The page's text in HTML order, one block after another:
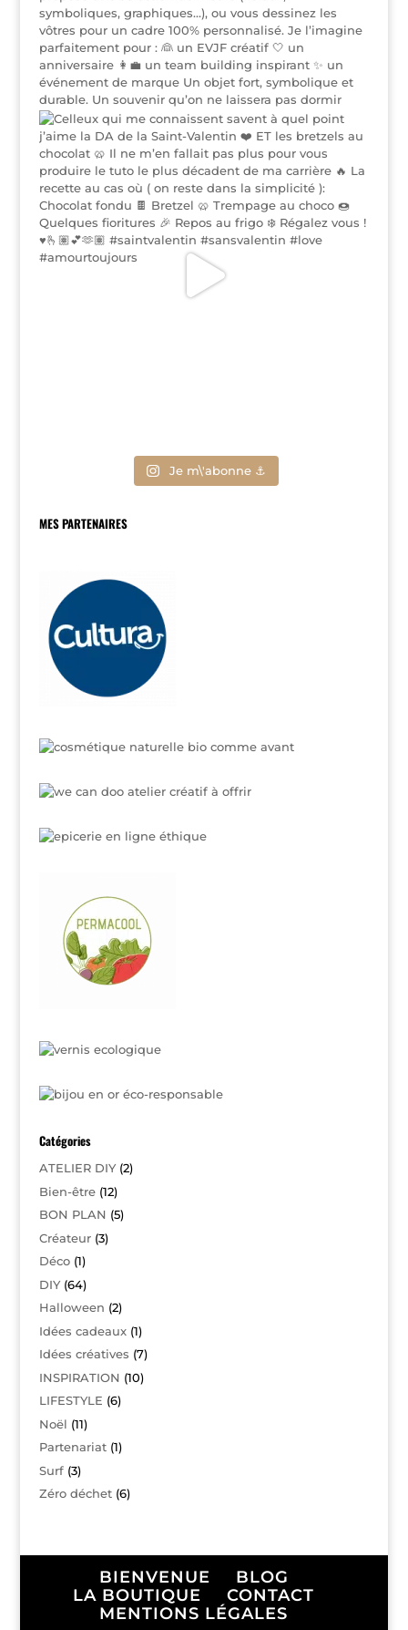
Je m\'abonne ⚓
MES PARTENAIRES
Catégories
ATELIER DIY(2)
Bien-être(12)
BON PLAN (5)
Créateur(3)
Déco(1)
DIY(64)
Halloween (2)
Idées cadeaux(1)
Idées créatives (7)
INSPIRATION (10)
LIFESTYLE (6)
Noël (11)
Partenariat(1)
Surf(3)
Zéro déchet(6)
BIENVENUE
BLOG
LA BOUTIQUE
CONTACT
MENTIONS LÉGALES